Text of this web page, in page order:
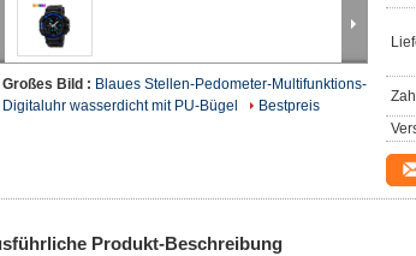
Großes Bild : Blaues Stellen-Pedometer-Multifunktions-
Digitaluhr wasserdicht mit PU-Bügel
Bestpreis
Produkt-Beschreibung